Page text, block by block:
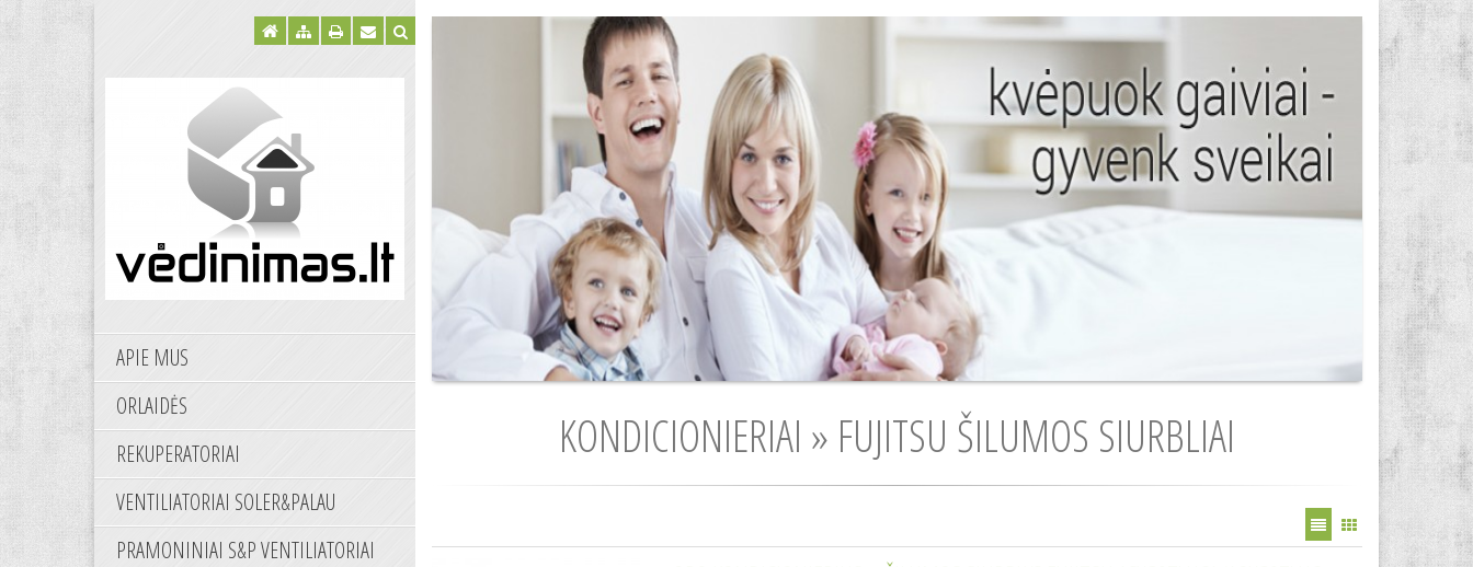
APIE MUS
ORLAIDĖS
REKUPERATORIAI
VENTILIATORIAI SOLER&PALAU
PRAMONINIAI S&P VENTILIATORIAI
KONDICIONIERIAI » FUJITSU ŠILUMOS SIURBLIAI